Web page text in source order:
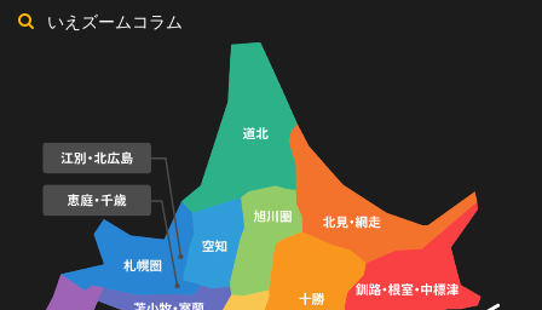
いえズームコラム